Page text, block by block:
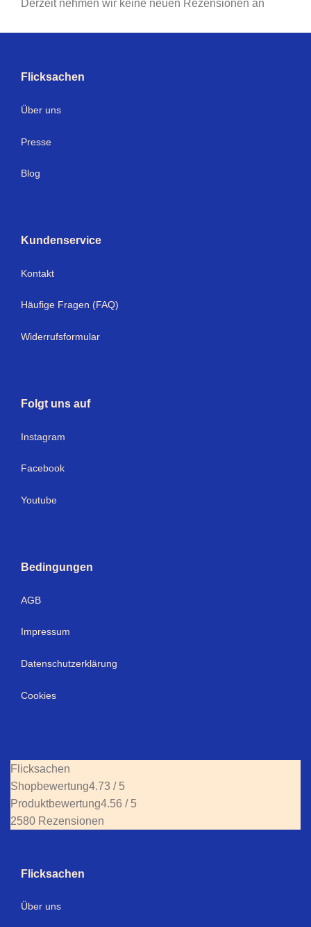
Derzeit nehmen wir keine neuen Rezensionen an
Flicksachen
Über uns
Presse
Blog
Kundenservice
Kontakt
Häufige Fragen (FAQ)
Widerrufsformular
Folgt uns auf
Instagram
Facebook
Youtube
Bedingungen
AGB
Impressum
Datenschutzerklärung
Cookies
Flicksachen
Shopbewertung4.73 / 5
Produktbewertung4.56 / 5
2580 Rezensionen
Flicksachen
Über uns